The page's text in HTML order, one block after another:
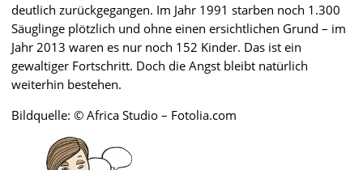
deutlich zurückgegangen. Im Jahr 1991 starben noch 1.300
Säuglinge plötzlich und ohne einen ersichtlichen Grund – im
Jahr 2013 waren es nur noch 152 Kinder. Das ist ein
gewaltiger Fortschritt. Doch die Angst bleibt natürlich
weiterhin bestehen.
Bildquelle: © Africa Studio – Fotolia.com